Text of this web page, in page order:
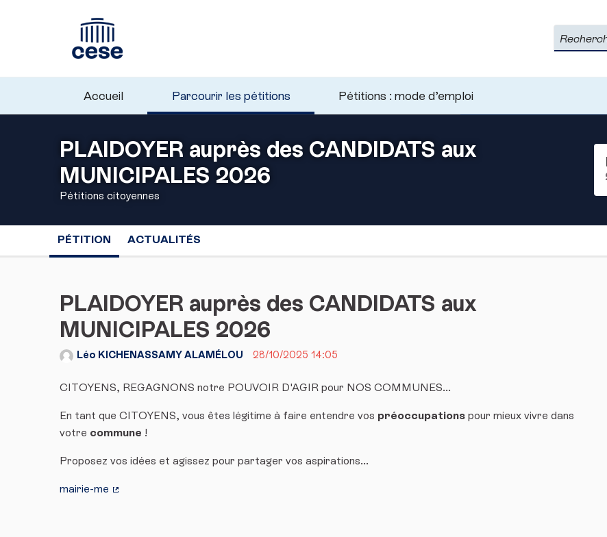
Rechercher
Accueil Parcourir les pétitions Pétitions : mode d’emploi
PLAIDOYER auprès des CANDIDATS aux
MUNICIPALES 2026
Pétitions citoyennes
PÉTITION ACTUALITÉS
PLAIDOYER auprès des CANDIDATS aux
MUNICIPALES 2026
Léo KICHENASSAMY ALAMÉLOU 28/10/2025 14:05
CITOYENS, REGAGNONS notre POUVOIR D'AGIR pour NOS COMMUNES...
En tant que CITOYENS, vous êtes légitime à faire entendre vos préoccupations pour mieux vivre dans
votre commune !
Proposez vos idées et agissez pour partager vos aspirations...
mairie-me